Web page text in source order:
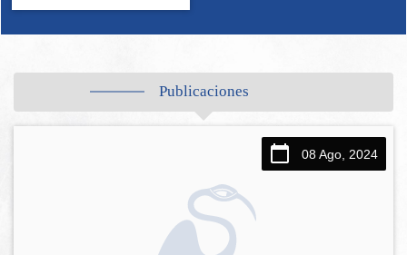
Publicaciones
08 Ago, 2024